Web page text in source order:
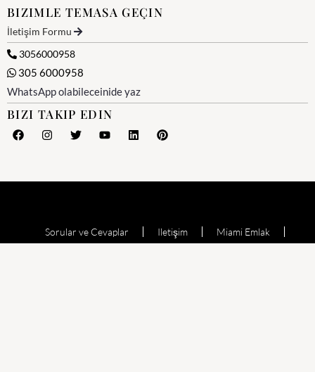
BIZIMLE TEMASA GEÇIN
İletişim Formu
3056000958
305 6000958
WhatsApp olabileceinide yaz
BIZI TAKIP EDIN
Sorular ve Cevaplar Iletişim Miami Emlak